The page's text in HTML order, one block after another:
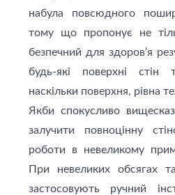
набула повсюдного
тому що пропонує не
безпечний для здоров’я
будь-які поверхні стін
наскільки поверхня, рівна
Якби спокусливо
залучити повноцінну
роботи в невеликому
При невеликих обсягах та
застосовують ручний